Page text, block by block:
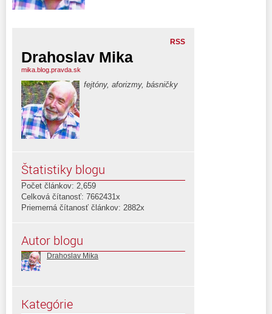
RSS
Drahoslav Mika
mika.blog.pravda.sk
fejtóny, aforizmy, básničky
Štatistiky blogu
Počet článkov: 2,659
Celková čítanosť: 7662431x
Priemerná čítanosť článkov: 2882x
Autor blogu
Drahoslav Mika
Kategórie